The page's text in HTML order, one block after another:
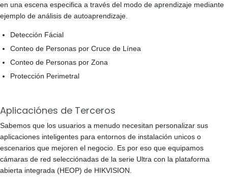
en una escena especifica a través del modo de aprendizaje mediante
ejemplo de análisis de autoaprendizaje.
Detección Fácial
Conteo de Personas por Cruce de Línea
Conteo de Personas por Zona
Protección Perimetral
Aplicaciónes de Terceros
Sabemos que los usuarios a menudo necesitan personalizar sus
aplicaciones inteligentes para entornos de instalación unicos o
escenarios que mejoren el negocio. Es por eso que equipamos
cámaras de red selecciónadas de la serie Ultra con la plataforma
abierta integrada (HEOP) de HIKVISION.